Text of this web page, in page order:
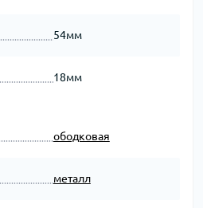
54мм
18мм
ободковая
металл